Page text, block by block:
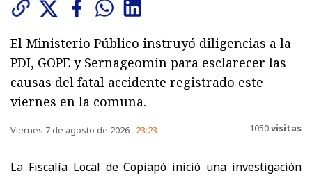
El Ministerio Público instruyó diligencias a la
PDI, GOPE y Sernageomin para esclarecer las
causas del fatal accidente registrado este
viernes en la comuna.
Viernes 7 de agosto de 2026 23:23 1050visitas
La Fiscalía Local de Copiapó inició una investigación